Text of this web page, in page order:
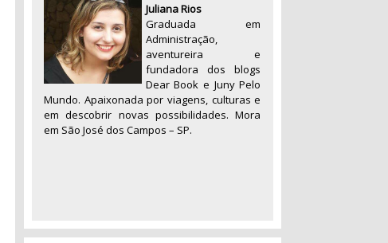
Juliana Rios
Graduada em
Administração,
aventureira e
fundadora dos blogs
Dear Book e Juny Pelo
Mundo. Apaixonada por viagens, culturas e
em descobrir novas possibilidades. Mora
em São José dos Campos – SP.